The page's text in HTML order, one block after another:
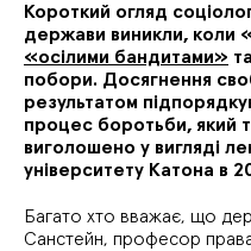
Короткий огляд
держави виникли, коли
«осілими бандитами»
побори. Досягнення
результатом
процес боротьби, який
виголошено у вигляді
університету Катона в
Багато хто вважає, що
Санстейн, професор права